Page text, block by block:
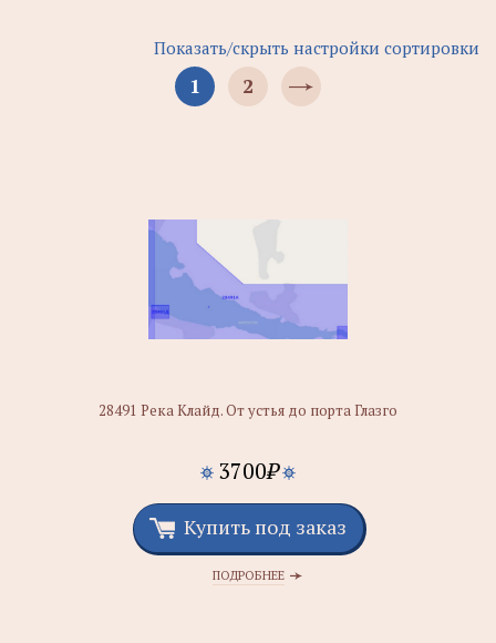
Показать/скрыть настройки сортировки
1 2
28491 Река Клайд. От устья до порта Глазго
3700₽
Купить под заказ
ПОДРОБНЕЕ